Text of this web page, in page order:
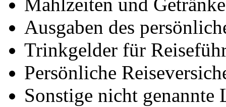
Ausgaben des
Trinkgelder für
Persönliche
Sonstige nicht genannte